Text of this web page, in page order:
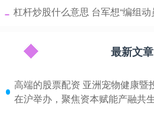
杠杆炒股什么意思 台军想“编组
最新文章
高端的股票配资 亚洲宠物健康暨
在沪举办，聚焦资本赋能产融共